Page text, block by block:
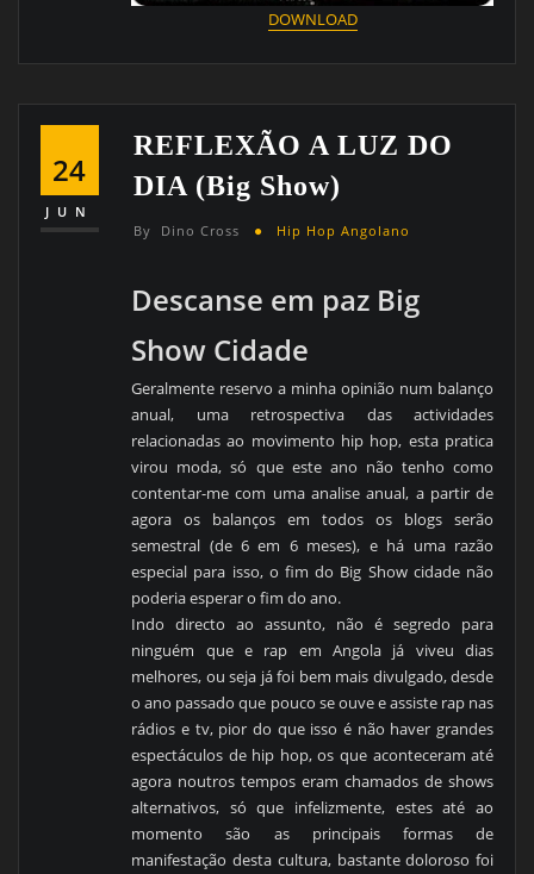
DOWNLOAD
24
JUN
REFLEXÃO A LUZ DO
DIA (big Show)
By Dino Cross Hip Hop Angolano
Descanse em paz Big
Show Cidade
Geralmente reservo a minha opinião num balanço
anual, uma retrospectiva das actividades
relacionadas ao movimento hip hop, esta pratica
virou moda, só que este ano não tenho como
contentar-me com uma analise anual, a partir de
agora os balanços em todos os blogs serão
semestral (de 6 em 6 meses), e há uma razão
especial para isso, o fim do Big Show cidade não
poderia esperar o fim do ano.
Indo directo ao assunto, não é segredo para
ninguém que e rap em Angola já viveu dias
melhores, ou seja já foi bem mais divulgado, desde
o ano passado que pouco se ouve e assiste rap nas
rádios e tv, pior do que isso é não haver grandes
espectáculos de hip hop, os que aconteceram até
agora noutros tempos eram chamados de shows
alternativos, só que infelizmente, estes até ao
momento são as principais formas de
manifestação desta cultura, bastante doloroso foi